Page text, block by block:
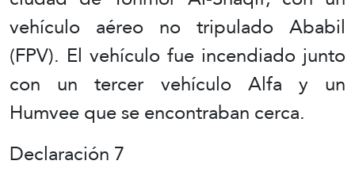
vehículo aéreo no tripulado Ababil
(FPV). El vehículo fue incendiado junto
con un tercer vehículo Alfa y un
Humvee que se encontraban cerca.
Declaración 7